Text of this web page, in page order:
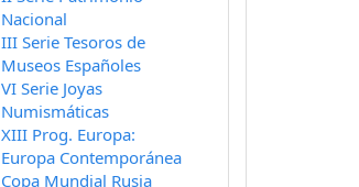
Nacional
III Serie Tesoros de
Museos Españoles
VI Serie Joyas
Numismáticas
XIII Prog. Europa:
Europa Contemporánea
Copa Mundial Rusia